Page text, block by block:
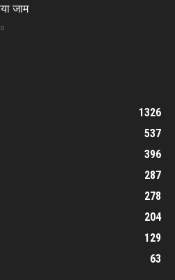
जाम
1326
537
396
287
278
204
129
63